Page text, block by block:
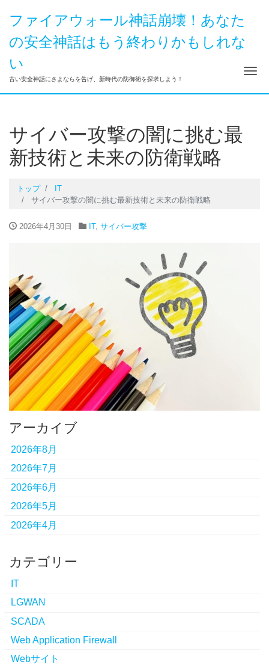
ファイアウォール神話崩壊！あなた
の安全神話はもう終わりかもしれな
い
古い安全神話にさよならを告げ、新時代の防御術を探求しよう！ ナ
サイバー攻撃の闇に挑む最
新技術と未来の防衛戦略
トップ
IT
サイバー攻撃の闇に挑む最新技術と未来の防衛戦略
2026年4月30日 IT, サイバー攻撃
アーカイブ
2026年8月
2026年7月
2026年6月
2026年5月
2026年4月
カテゴリー
IT
LGWAN
SCADA
Web Application Firewall
Webサイト